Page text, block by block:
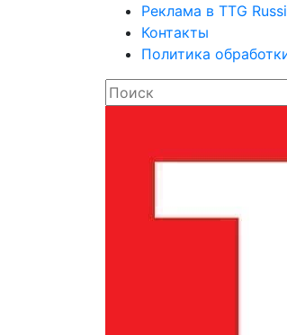
Реклама в TTG
Контакты
Политика